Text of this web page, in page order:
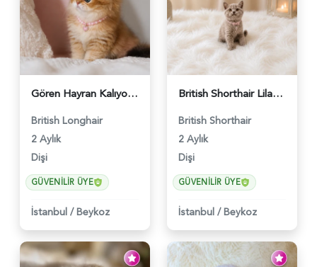
Gören Hayran Kalıyor! British Longhair Golden Dişi - 6345
British Longhair
2 Aylık
Dişi
GÜVENILIR ÜYE
İstanbul / Beykoz
British Shorthair Lilac Renk Dişi Yavrumuz - 4646
British Shorthair
2 Aylık
Dişi
GÜVENILIR ÜYE
İstanbul / Beykoz